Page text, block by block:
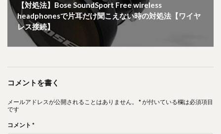
【対処法】Bose SoundSport Free wireless
headphonesで片耳だけ聞こえない時の対処法【ワイヤ
レス接続】
コメントを書く
メールアドレスが公開されることはありません。 *が付いている欄は必須項目
です
コメント *